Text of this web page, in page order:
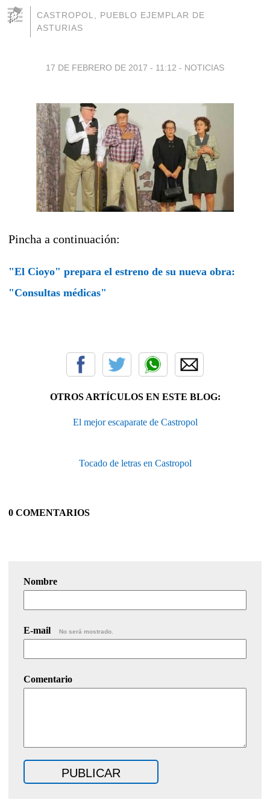
CASTROPOL, PUEBLO EJEMPLAR DE
ASTURIAS
17 DE FEBRERO DE 2017 - 11:12 - NOTICIAS
Pincha a continuación:
"El Cioyo" prepara el estreno de su nueva obra:
"Consultas médicas"
OTROS ARTÍCULOS EN ESTE BLOG:
El mejor escaparate de Castropol
Tocado de letras en Castropol
0 COMENTARIOS
Nombre
E-mail No será mostrado.
Comentario